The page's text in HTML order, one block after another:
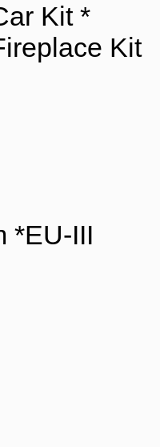
Kit *
Kit
*EU-III